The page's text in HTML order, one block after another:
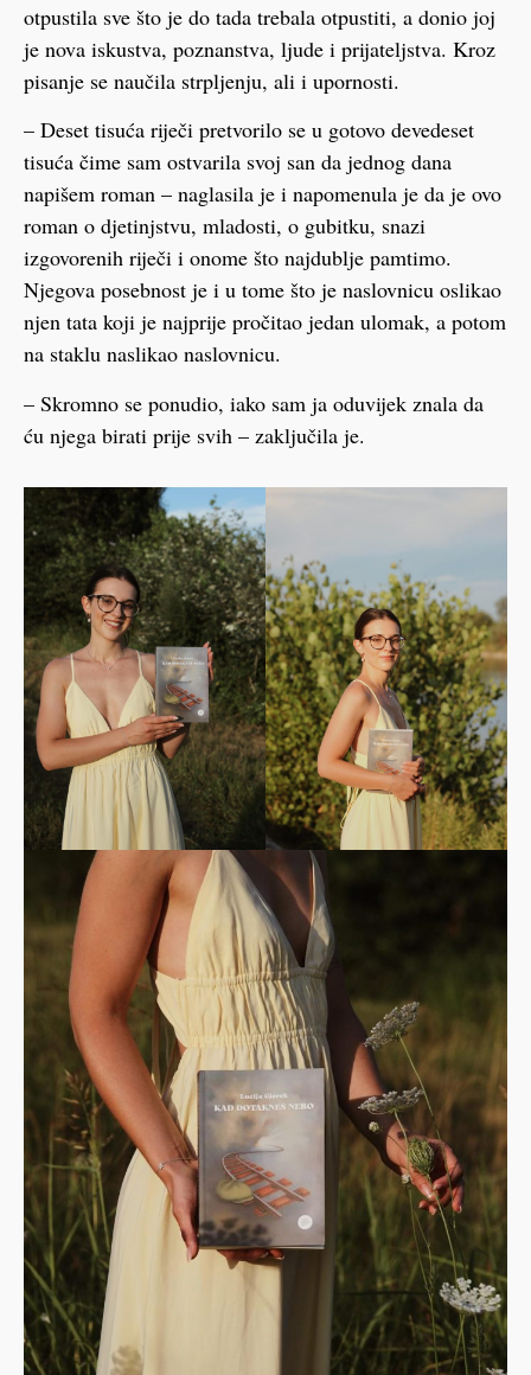
otpustila sve što je do tada trebala otpustiti, a donio joj
je nova iskustva, poznanstva, ljude i prijateljstva. Kroz
pisanje se naučila strpljenju, ali i upornosti.
– Deset tisuća riječi pretvorilo se u gotovo devedeset
tisuća čime sam ostvarila svoj san da jednog dana
napišem roman – naglasila je i napomenula je da je ovo
roman o djetinjstvu, mladosti, o gubitku, snazi
izgovorenih riječi i onome što najdublje pamtimo.
Njegova posebnost je i u tome što je naslovnicu oslikao
njen tata koji je najprije pročitao jedan ulomak, a potom
na staklu naslikao naslovnicu.
– Skromno se ponudio, iako sam ja oduvijek znala da
ću njega birati prije svih – zaključila je.